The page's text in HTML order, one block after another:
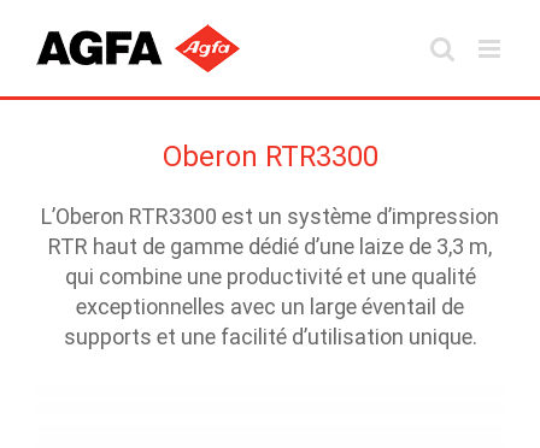
content
Oberon RTR3300
L’Oberon RTR3300 est un système d’impression
RTR haut de gamme dédié d’une laize de 3,3 m,
qui combine une productivité et une qualité
exceptionnelles avec un large éventail de
supports et une facilité d’utilisation unique.